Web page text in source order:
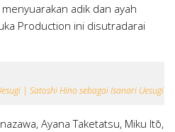
adik dan ayah
Production ini disutradarai
| Satoshi Hino sebagai Isanari Uesugi
Ayana Taketatsu, Miku Itō,